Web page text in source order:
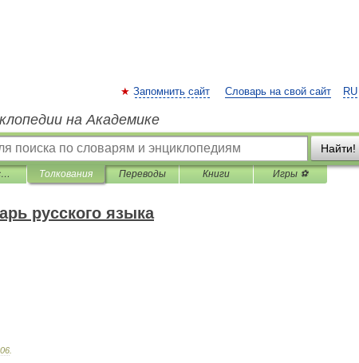
RU
Запомнить сайт Словарь на свой сайт
на Академике
Найти!
Орфографический словарь русского языка Толкования Переводы Книги Игры ⚽
русского языка